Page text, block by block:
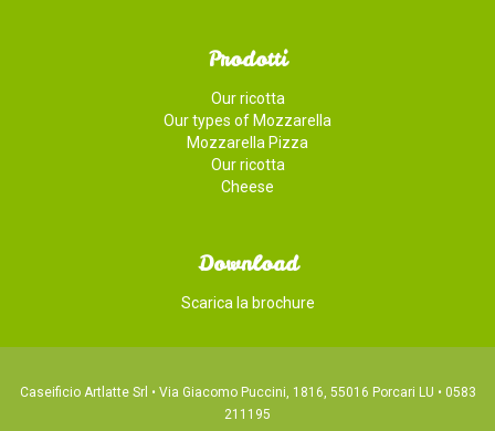
Prodotti
Our ricotta
Our types of Mozzarella
Mozzarella Pizza
Our ricotta
Cheese
Download
Scarica la brochure
Caseificio Artlatte Srl • Via Giacomo Puccini, 1816, 55016 Porcari LU • 0583
211195